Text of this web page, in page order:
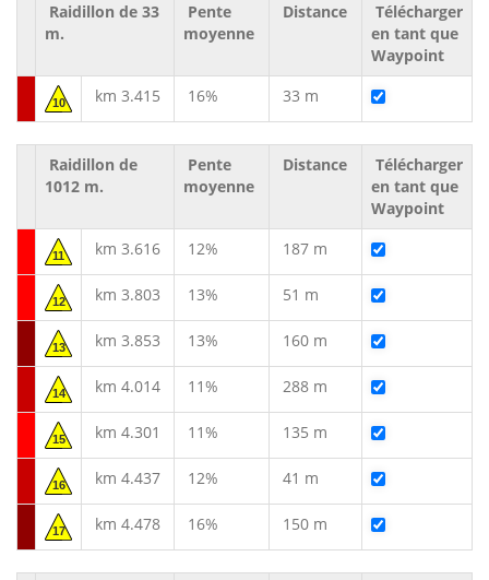
Raidillon de 33
m.
Pente
moyenne
Distance
Télécharger
en tant que
Waypoint
10 km 3.415 16% 33 m
Raidillon de
1012 m.
Pente
moyenne
Distance
Télécharger
en tant que
Waypoint
11 km 3.616 12% 187 m
12 km 3.803 13% 51 m
13 km 3.853 13% 160 m
14 km 4.014 11% 288 m
15 km 4.301 11% 135 m
16 km 4.437 12% 41 m
17 km 4.478 16% 150 m